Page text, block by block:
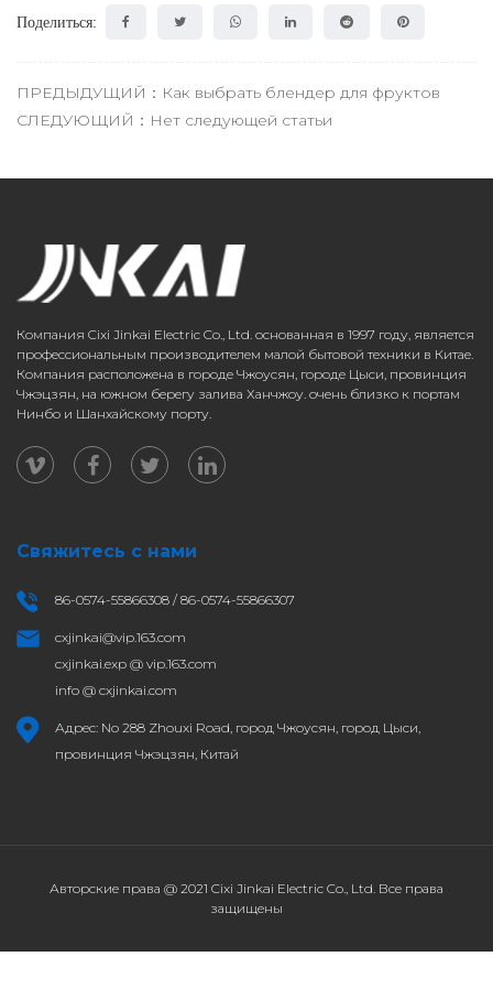
Поделиться:
ПРЕДЫДУЩИЙ：Как выбрать блендер для фруктов
СЛЕДУЮЩИЙ：Нет следующей статьи
Компания Cixi Jinkai Electric Co., Ltd. основанная в 1997 году, является
профессиональным производителем малой бытовой техники в Китае.
Компания расположена в городе Чжоусян, городе Цыси, провинция
Чжэцзян, на южном берегу залива Ханчжоу. очень близко к портам
Нинбо и Шанхайскому порту.
Свяжитесь с нами
86-0574-55866308 / 86-0574-55866307
cxjinkai@vip.163.com
cxjinkai.exp @ vip.163.com
info @ cxjinkai.com
Адрес: No 288 Zhouxi Road, город Чжоусян, город Цыси,
провинция Чжэцзян, Китай
Авторские права @ 2021 Cixi Jinkai Electric Co., Ltd. Все права
защищены